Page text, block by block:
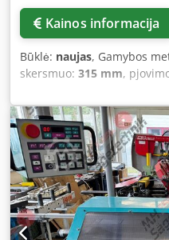
Kainos informacija
Būklė: naujas, Gamybos
skersmuo: 315 mm,
Apvalaus plieno pjovimo
Apvalaus plieno pjovimo
sukimosi greitis (min.):17
(maks.):33 aps./min,
Model VKS 315 Speed: 17
right 45° • Vise with
for burr-free cuts and
with large rotary plate and
optimal material clamping